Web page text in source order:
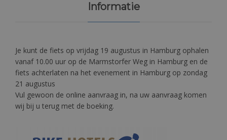
Informatie
Je kunt de fiets op vrijdag 19 augustus in Hamburg ophalen
vanaf 10.00 uur op de Marmstorfer Weg in Hamburg en de
fiets achterlaten na het evenement in Hamburg op zondag
21 augustus
Vul gewoon de online aanvraag in, na uw aanvraag komen
wij bij u terug met de boeking.